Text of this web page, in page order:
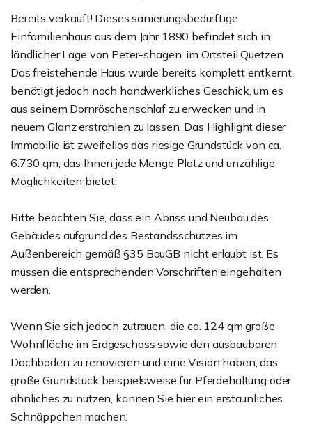
Bereits verkauft! Dieses sanierungsbedürftige
Einfamilienhaus aus dem Jahr 1890 befindet sich in
ländlicher Lage von Peter-shagen, im Ortsteil Quetzen.
Das freistehende Haus wurde bereits komplett entkernt,
benötigt jedoch noch handwerkliches Geschick, um es
aus seinem Dornröschenschlaf zu erwecken und in
neuem Glanz erstrahlen zu lassen. Das Highlight dieser
Immobilie ist zweifellos das riesige Grundstück von ca.
6.730 qm, das Ihnen jede Menge Platz und unzählige
Möglichkeiten bietet.
Bitte beachten Sie, dass ein Abriss und Neubau des
Gebäudes aufgrund des Bestandsschutzes im
Außenbereich gemäß §35 BauGB nicht erlaubt ist. Es
müssen die entsprechenden Vorschriften eingehalten
werden.
Wenn Sie sich jedoch zutrauen, die ca. 124 qm große
Wohnfläche im Erdgeschoss sowie den ausbaubaren
Dachboden zu renovieren und eine Vision haben, das
große Grundstück beispielsweise für Pferdehaltung oder
ähnliches zu nutzen, können Sie hier ein erstaunliches
Schnäppchen machen.